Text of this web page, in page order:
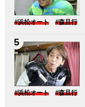
#浜松オート #森且行
#浜松オート #森且行